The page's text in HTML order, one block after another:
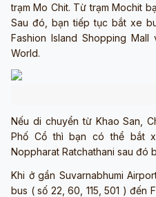
trạm Mo Chit. Từ trạm Mochit
Sau đó, bạn tiếp tục bắt xe
Fashion Island Shopping
World.
Nếu di chuyển từ Khao San,
Phố Cổ thì bạn có thể bắt
Noppharat Ratchathani sau đó
Khi ở gần Suvarnabhumi
bus ( số 22, 60, 115, 501 ) đến